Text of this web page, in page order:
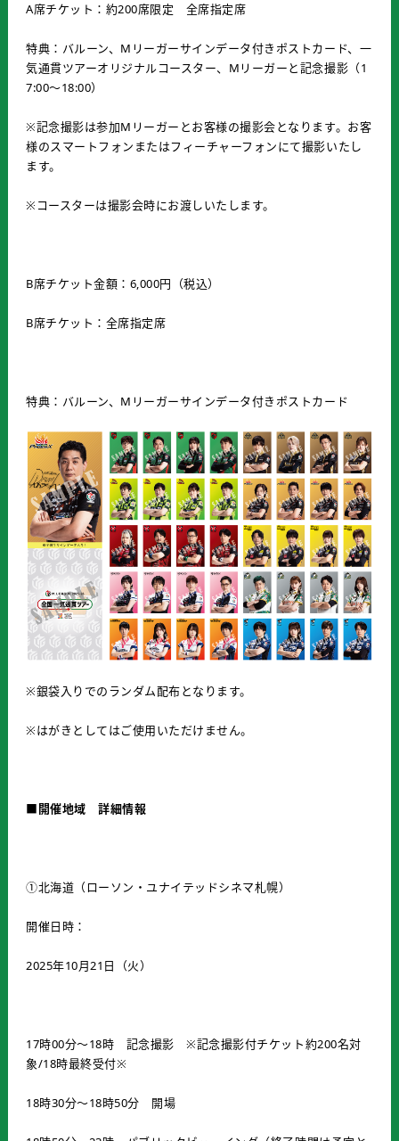
A席チケット：約200席限定 全席指定席
特典：バルーン、Mリーガーサインデータ付きポストカード、一
気通貫ツアーオリジナルコースター、Mリーガーと記念撮影（1
7:00～18:00）
※記念撮影は参加Mリーガーとお客様の撮影会となります。お客
様のスマートフォンまたはフィーチャーフォンにて撮影いたし
ます。
※コースターは撮影会時にお渡しいたします。
B席チケット金額：6,000円（税込）
B席チケット：全席指定席
特典：バルーン、Mリーガーサインデータ付きポストカード
※銀袋入りでのランダム配布となります。
※はがきとしてはご使用いただけません。
■開催地域 詳細情報
①北海道（ローソン・ユナイテッドシネマ札幌）
開催日時：
2025年10月21日（火）
17時00分～18時 記念撮影 ※記念撮影付チケット約200名対
象/18時最終受付※
18時30分～18時50分 開場